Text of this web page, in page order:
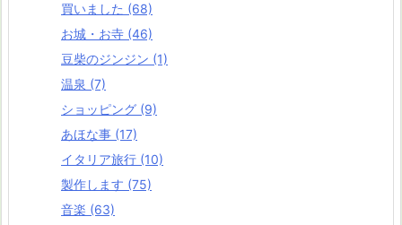
買いました (68)
お城・お寺 (46)
豆柴のジンジン (1)
温泉 (7)
ショッピング (9)
あほな事 (17)
イタリア旅行 (10)
製作します (75)
音楽 (63)